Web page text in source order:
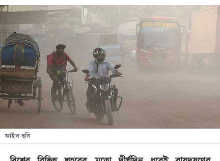
অর্থনীতি
আন্তর্জাতিক
সারাদেশ
খেলা
বিনোদন
লাইফ
শিক্ষা
ফাইল ছবি